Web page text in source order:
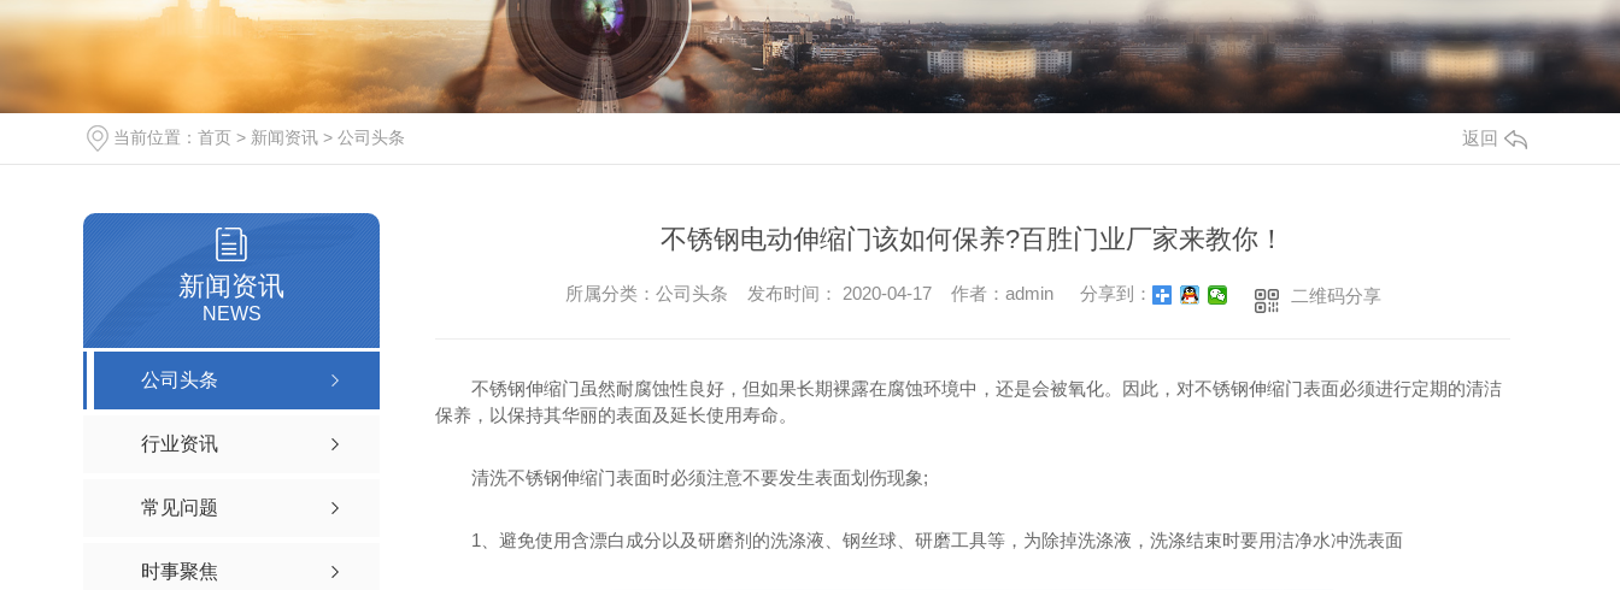
当前位置： 首页 > 新闻资讯 > 公司头条 返回
新闻资讯
NEWS
公司头条
行业资讯
常见问题
时事聚焦
不锈钢电动伸缩门该如何保养?百胜门业厂家来教你！
所属分类：公司头条 发布时间： 2020-04-17 作者：admin 分享到： 二维码分享
不锈钢伸缩门虽然耐腐蚀性良好，但如果长期裸露在腐蚀环境中，还是会被氧化。因此，对不锈钢伸缩门表面必须进行定期的清洁
保养，以保持其华丽的表面及延长使用寿命。
清洗不锈钢伸缩门表面时必须注意不要发生表面划伤现象;
1、避免使用含漂白成分以及研磨剂的洗涤液、钢丝球、研磨工具等，为除掉洗涤液，洗涤结束时要用洁净水冲洗表面